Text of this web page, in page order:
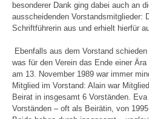
besonderer Dank ging dabei auch an
ausscheidenden Vorstandsmitglieder:
Schriftführerin aus und erhielt hierfür
Ebenfalls aus dem Vorstand
was für den Verein das Ende einer
am 13. November 1989 war immer
Mitglied im Vorstand: Alain war
Beirat in insgesamt 6 Vorständen.
Vorständen – oft als Beirätin, von